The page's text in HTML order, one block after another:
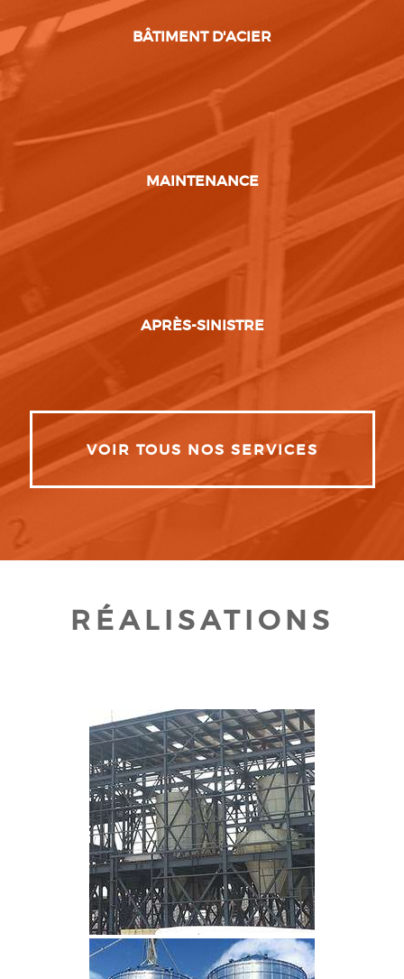
BÂTIMENT D'ACIER
MAINTENANCE
APRÈS-SINISTRE
VOIR TOUS NOS SERVICES
RÉALISATIONS
CLIQUEZ POUR AGRANDIR